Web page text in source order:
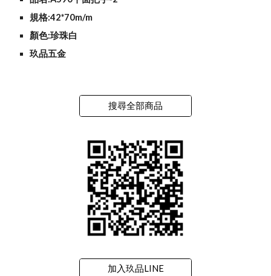
規格:42*70m/m
顏色:珍珠白
玖品五金
搜尋全部商品
加入玖品LINE